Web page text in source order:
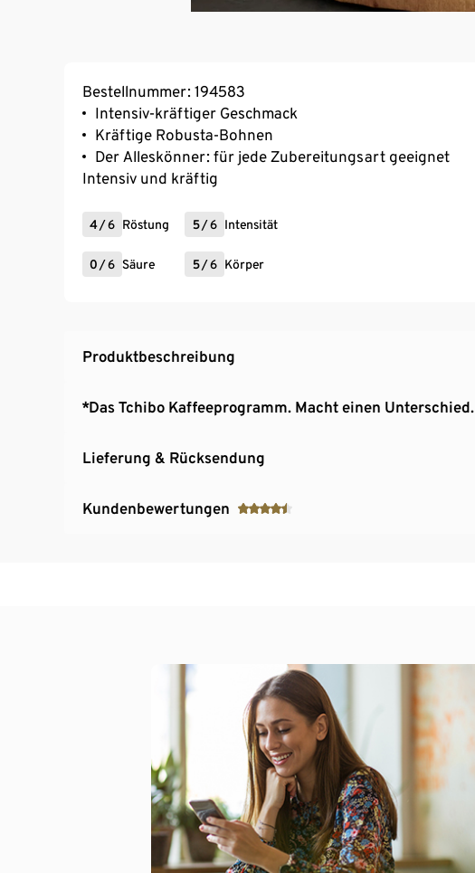
Bestellnummer: 194583
Intensiv-kräftiger Geschmack
Kräftige Robusta-Bohnen
Der Alleskönner: für jede Zubereitungsart geeignet
Intensiv und kräftig
4/6 Röstung 5 /6 Intensität
0 /6 Säure 5 /6 Körper
Produktbeschreibung
*Das Tchibo Kaffeeprogramm. Macht einen Unterschied.
Lieferung & Rücksendung
Kundenbewertungen